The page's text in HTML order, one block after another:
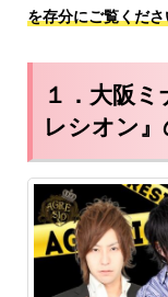
を存分にご覧くだ
１．大阪
レシオン